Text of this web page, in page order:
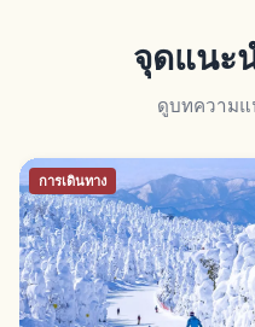
จุดแนะ
ดูบทความแ
การเดินทาง